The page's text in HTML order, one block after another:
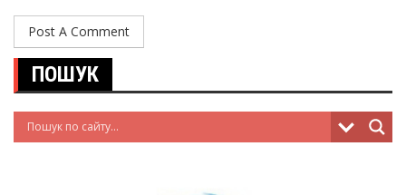
ПОШУК